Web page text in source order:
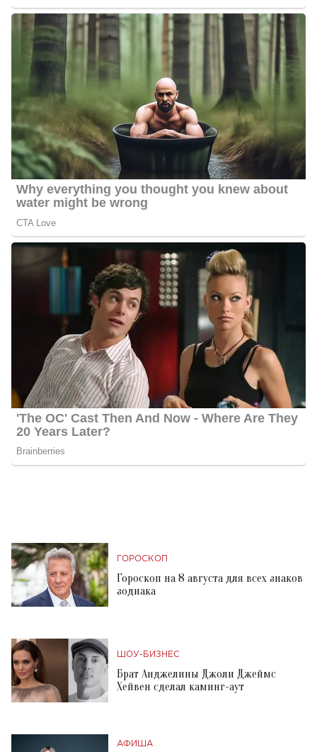
ГОРОСКОП
Гороскоп на 8 августа для всех знаков
зодиака
ШОУ-БИЗНЕС
Брат Анджелины Джоли Джеймс
Хейвен сделал каминг-аут
АФИША